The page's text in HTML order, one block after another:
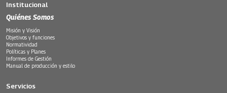
Institucional
Quiénes Somos
Misión y Visión
Objetivos y funciones
Normatividad
Políticas y Planes
Informes de Gestión
Manual de producción y estilo
Servicios